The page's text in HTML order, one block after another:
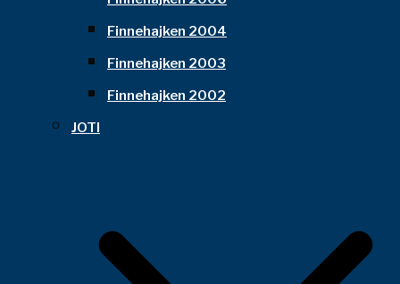
Finnehajken 2004
Finnehajken 2003
Finnehajken 2002
JOTI